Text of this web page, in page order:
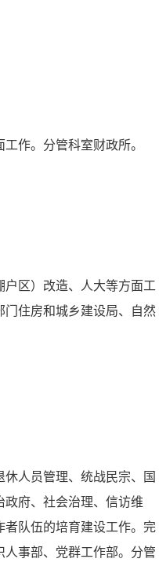
作。分管科室财政所。
区）改造、人大等方面工
住房和城乡建设局、自然
人员管理、统战民宗、国
府、社会治理、信访维
队伍的培育建设工作。完
事部、党群工作部。分管